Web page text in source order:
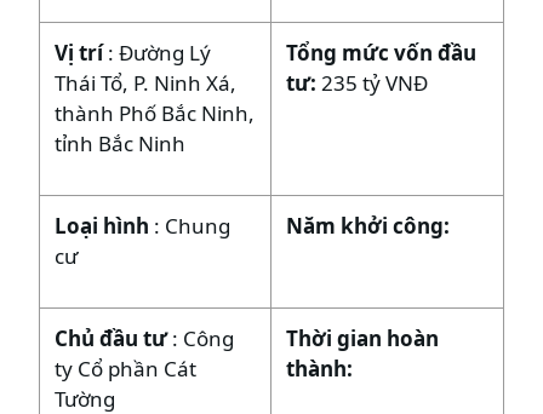
Vị trí: Đường Lý
Thái Tổ, P. Ninh Xá,
thành Phố Bắc Ninh,
tỉnh Bắc Ninh
Tổng mức vốn đầu
tư: 235 tỷ VNĐ
Loại hình : Chung
cư
Năm khởi công:
Chủ đầu tư: Công
ty Cổ phần Cát
Tường
Thời gian hoàn
thành: